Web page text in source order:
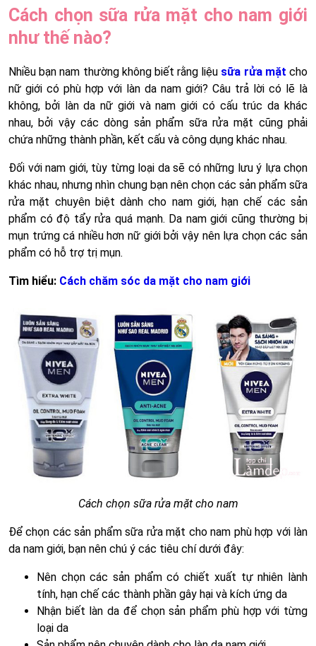
Cách chọn sữa rửa mặt cho nam giới
như thế nào?
Nhiều bạn nam thường không biết rằng liệu sữa rửa mặt cho
nữ giới có phù hợp với làn da nam giới? Câu trả lời có lẽ là
không, bởi làn da nữ giới và nam giới có cấu trúc da khác
nhau, bởi vậy các dòng sản phẩm sữa rửa mặt cũng phải
chứa những thành phần, kết cấu và công dụng khác nhau.
Đối với nam giới, tùy từng loại da sẽ có những lưu ý lựa chọn
khác nhau, nhưng nhìn chung bạn nên chọn các sản phẩm sữa
rửa mặt chuyên biệt dành cho nam giới, hạn chế các sản
phẩm có độ tẩy rửa quá mạnh. Da nam giới cũng thường bị
mụn trứng cá nhiều hơn nữ giới bởi vậy nên lựa chọn các sản
phẩm có hỗ trợ trị mụn.
Tìm hiểu: Cách chăm sóc da mặt cho nam giới
Cách chọn sữa rửa mặt cho nam
Để chọn các sản phẩm sữa rửa mặt cho nam phù hợp với làn
da nam giới, bạn nên chú ý các tiêu chí dưới đây:
Nên chọn các sản phẩm có chiết xuất tự nhiên lành
tính, hạn chế các thành phần gây hại và kích ứng da
Nhận biết làn da để chọn sản phẩm phù hợp với từng
loại da